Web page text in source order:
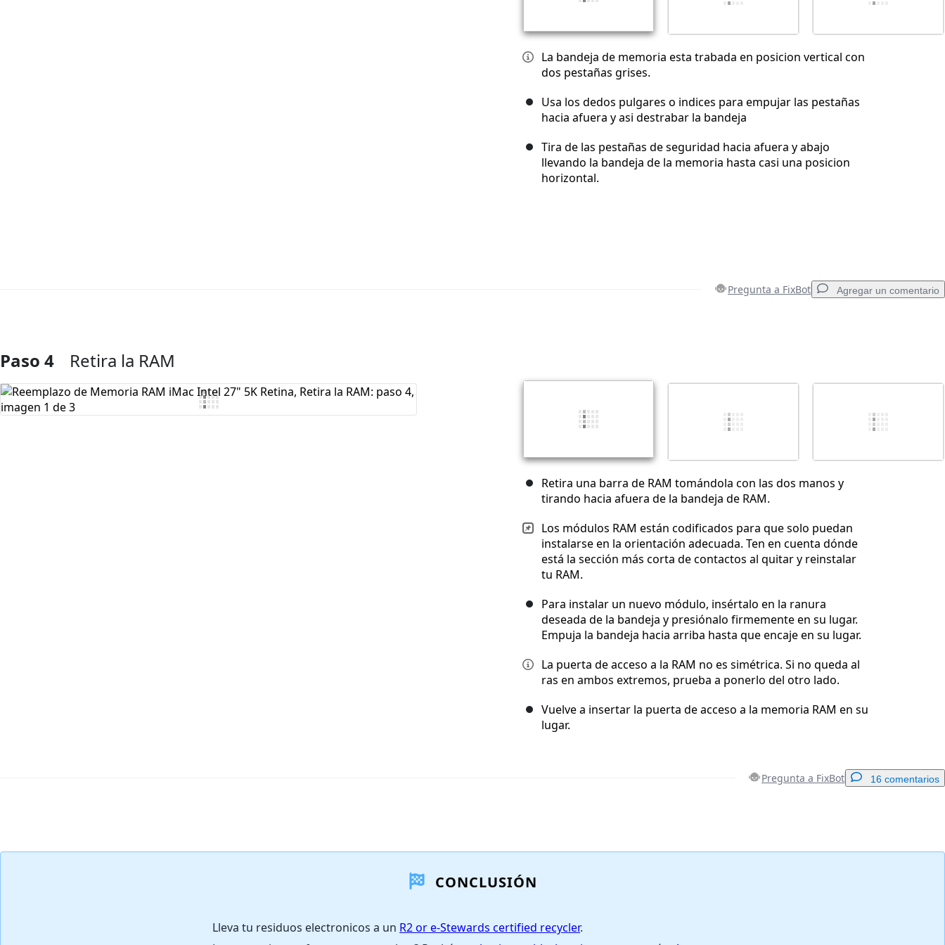
La bandeja de memoria esta trabada en posicion vertical con
dos pestañas grises.
Usa los dedos pulgares o indices para empujar las pestañas
hacia afuera y asi destrabar la bandeja
Tira de las pestañas de seguridad hacia afuera y abajo
llevando la bandeja de la memoria hasta casi una posicion
horizontal.
Pregunta a FixBot Agregar un comentario
Agregar Comentario
Publicar comentario
Paso 4 Retira la RAM
Retira una barra de RAM tomándola con las dos manos y
tirando hacia afuera de la bandeja de RAM.
Los módulos RAM están codificados para que solo puedan
instalarse en la orientación adecuada. Ten en cuenta dónde
está la sección más corta de contactos al quitar y reinstalar
tu RAM.
Para instalar un nuevo módulo, insértalo en la ranura
deseada de la bandeja y presiónalo firmemente en su lugar.
Empuja la bandeja hacia arriba hasta que encaje en su lugar.
La puerta de acceso a la RAM no es simétrica. Si no queda al
ras en ambos extremos, prueba a ponerlo del otro lado.
Vuelve a insertar la puerta de acceso a la memoria RAM en su
lugar.
Pregunta a FixBot 16 comentarios
Agregar Comentario
CONCLUSIÓN
Lleva tu residuos electronicos a un R2 or e-Stewards certified recycler.